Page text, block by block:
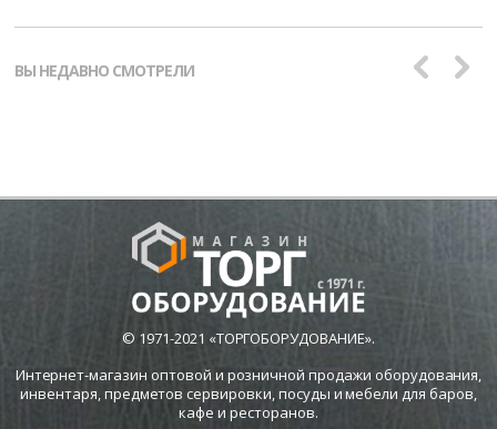
ВЫ НЕДАВНО СМОТРЕЛИ
© 1971-2021 «ТОРГОБОРУДОВАНИЕ».
Интернет-магазин оптовой и розничной продажи оборудования,
инвентаря, предметов сервировки, посуды и мебели для баров,
кафе и ресторанов.